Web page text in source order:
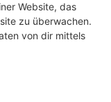
Website, das
zu überwachen.
von dir mittels